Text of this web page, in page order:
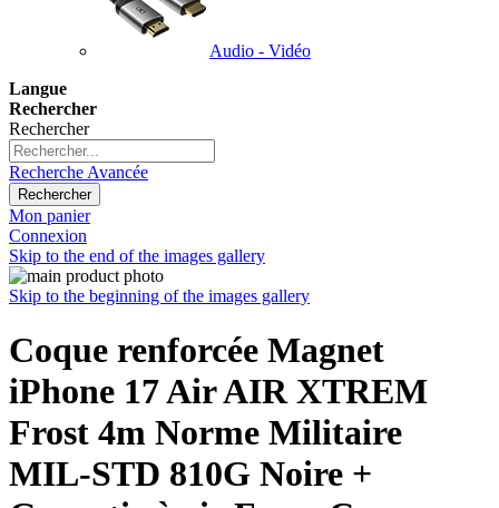
Audio - Vidéo
Langue
Rechercher
Rechercher
Recherche Avancée
Rechercher
Mon panier
Connexion
Skip to the end of the images gallery
Skip to the beginning of the images gallery
Coque renforcée Magnet
iPhone 17 Air AIR XTREM
Frost 4m Norme Militaire
MIL-STD 810G Noire +